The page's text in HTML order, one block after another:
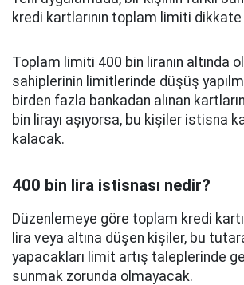
kredi kartlarının toplam limiti dikkate
Toplam limiti 400 bin liranın altında
sahiplerinin limitlerinde düşüş
birden fazla bankadan alınan
bin lirayı aşıyorsa, bu kişiler istisna
kalacak.
400 bin lira istisnası nedir?
Düzenlemeye göre toplam kredi
lira veya altına düşen kişiler, bu
yapacakları limit artış taleplerinde
sunmak zorunda olmayacak.